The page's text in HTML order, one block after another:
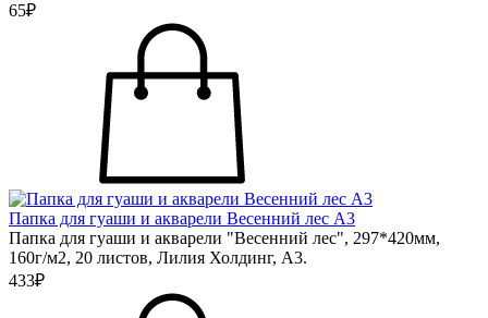
65₽
Папка для гуаши и акварели Весенний лес А3
Папка для гуаши и акварели "Весенний лес", 297*420мм,
160г/м2, 20 листов, Лилия Холдинг, А3.
433₽